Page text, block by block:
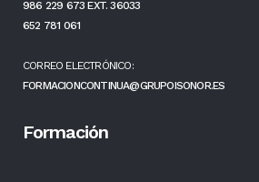
986 229 673 EXT. 36033
652 781 061
CORREO ELECTRÓNICO:
FORMACIONCONTINUA@GRUPOISONOR.ES
Formación